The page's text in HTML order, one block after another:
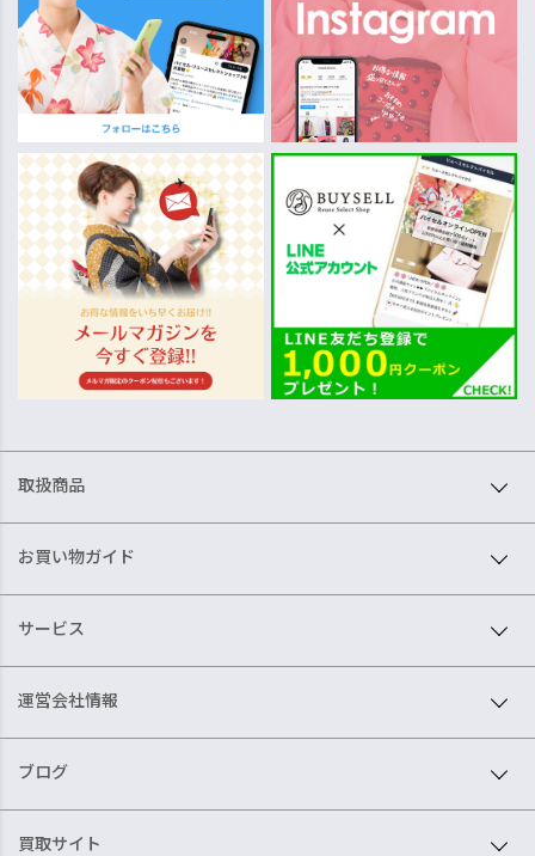
取扱商品
お買い物ガイド
サービス
運営会社情報
ブログ
買取サイト